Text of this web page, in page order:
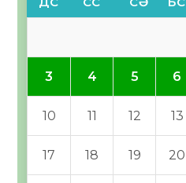
3 4 5 6
10 11 12 13
17 18 19 20